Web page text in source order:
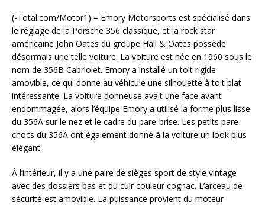
(-Total.com/Motor1) – Emory Motorsports est spécialisé dans
le réglage de la Porsche 356 classique, et la rock star
américaine John Oates du groupe Hall & Oates possède
désormais une telle voiture. La voiture est née en 1960 sous le
nom de 356B Cabriolet. Emory a installé un toit rigide
amovible, ce qui donne au véhicule une silhouette à toit plat
intéressante. La voiture donneuse avait une face avant
endommagée, alors l’équipe Emory a utilisé la forme plus lisse
du 356A sur le nez et le cadre du pare-brise. Les petits pare-
chocs du 356A ont également donné à la voiture un look plus
élégant.
À l’intérieur, il y a une paire de sièges sport de style vintage
avec des dossiers bas et du cuir couleur cognac. L’arceau de
sécurité est amovible. La puissance provient du moteur